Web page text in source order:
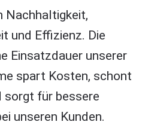
Nachhaltigkeit,
und Effizienz. Die
Einsatzdauer unserer
spart Kosten, schont
sorgt für bessere
unseren Kunden.